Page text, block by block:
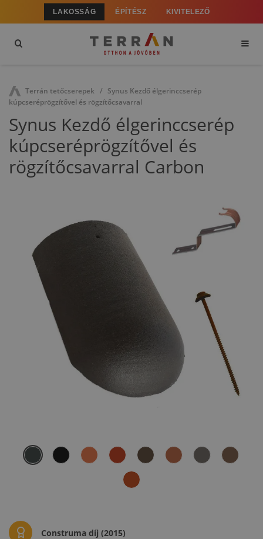
LAKOSSÁG ÉPÍTÉSZ KIVITELEZŐ
Terrán tetőcserepek
Synus Kezdő élgerinccserép
kúpcseréprögzítővel és rögzítőcsavarral
Synus Kezdő élgerinccserép
kúpcseréprögzítővel és
rögzítőcsavarral Carbon
Construma díj (2015)